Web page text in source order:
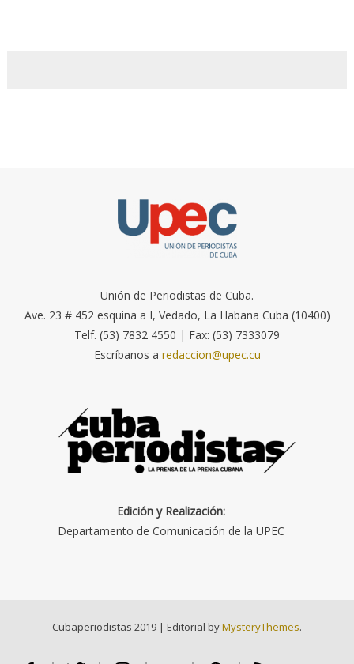
Unión de Periodistas de Cuba.
Ave. 23 # 452 esquina a I, Vedado, La Habana Cuba (10400)
Telf. (53) 7832 4550 | Fax: (53) 7333079
Escríbanos a redaccion@upec.cu
Edición y Realización:
Departamento de Comunicación de la UPEC
Cubaperiodistas 2019 | Editorial byMysteryThemes.